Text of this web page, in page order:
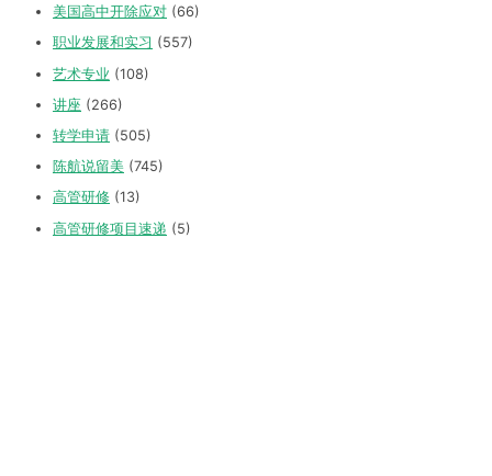
美国高中开除应对 (66)
职业发展和实习 (557)
艺术专业 (108)
讲座 (266)
转学申请 (505)
陈航说留美 (745)
高管研修 (13)
高管研修项目速递 (5)